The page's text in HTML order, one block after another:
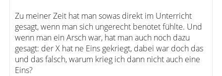
Zu meiner Zeit hat man sowas direkt im Unterricht
gesagt, wenn man sich ungerecht benotet fühlte. Und
wenn man ein Arsch war, hat man auch noch dazu
gesagt: der X hat ne Eins gekriegt, dabei war doch das
und das falsch, warum krieg ich dann nicht auch eine
Eins?